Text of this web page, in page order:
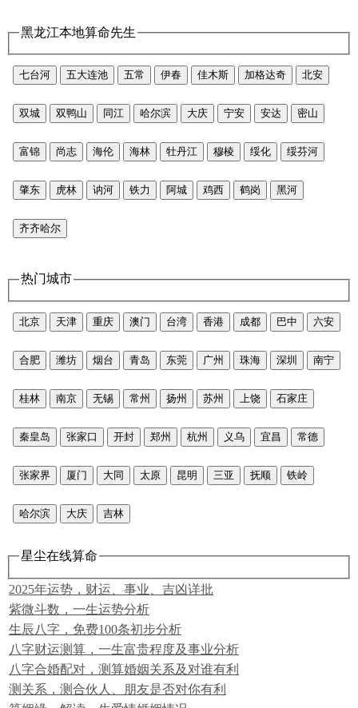
黑龙江本地算命先生
七台河 五大连池 五常 伊春 佳木斯 加格达奇 北安
双城 双鸭山 同江 哈尔滨 大庆 宁安 安达 密山
富锦 尚志 海伦 海林 牡丹江 穆棱 绥化 绥芬河
肇东 虎林 讷河 铁力 阿城 鸡西 鹤岗 黑河
齐齐哈尔
热门城市
北京 天津 重庆 澳门 台湾 香港 成都 巴中 六安
合肥 潍坊 烟台 青岛 东莞 广州 珠海 深圳 南宁
桂林 南京 无锡 常州 扬州 苏州 上饶 石家庄
秦皇岛 张家口 开封 郑州 杭州 义乌 宜昌 常德
张家界 厦门 大同 太原 昆明 三亚 抚顺 铁岭
哈尔滨 大庆 吉林
星尘在线算命
2025年运势，财运、事业、吉凶详批
紫微斗数，一生运势分析
生辰八字，免费100条初步分析
八字财运测算，一生富贵程度及事业分析
八字合婚配对，测算婚姻关系及对谁有利
测关系，测合伙人、朋友是否对你有利